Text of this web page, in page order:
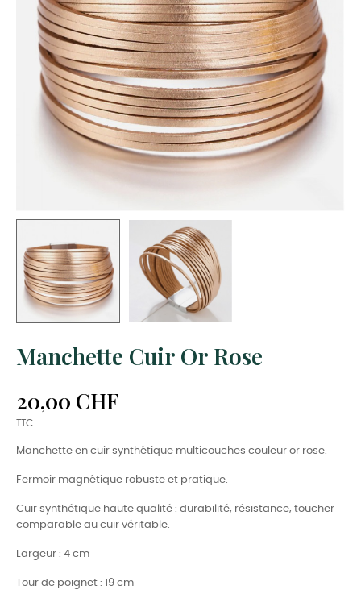
Manchette Cuir Or Rose
20,00 CHF
TTC
Manchette en cuir synthétique multicouches couleur or rose.
Fermoir magnétique robuste et pratique.
Cuir synthétique haute qualité : durabilité, résistance, toucher
comparable au cuir véritable.
Largeur : 4 cm
Tour de poignet : 19 cm